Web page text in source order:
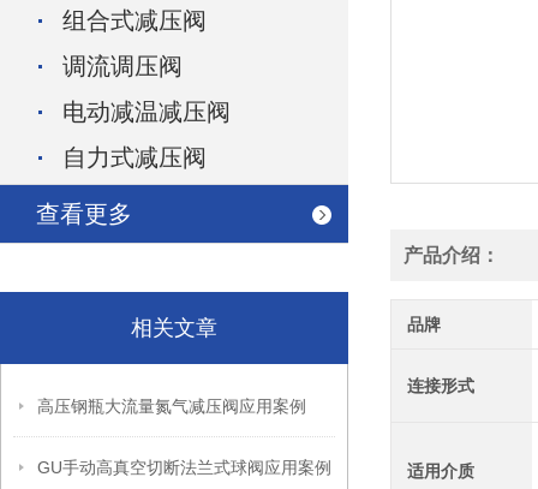
组合式减压阀
调流调压阀
电动减温减压阀
自力式减压阀
查看更多
相关文章
高压钢瓶大流量氮气减压阀应用案例
GU手动高真空切断法兰式球阀应用案例
产品介绍：
品牌
连接形式
适用介质